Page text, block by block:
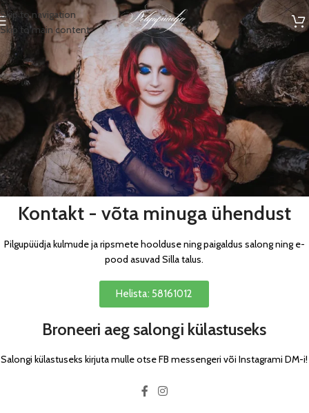
Skip to navigation
Skip to main content
Kontakt - võta minuga ühendust
Pilgupüüdja kulmude ja ripsmete hoolduse ning paigaldus salong ning e-
pood asuvad Silla talus.
Helista: 58161012
Broneeri aeg salongi külastuseks
Salongi külastuseks kirjuta mulle otse FB messengeri või Instagrami DM-i!